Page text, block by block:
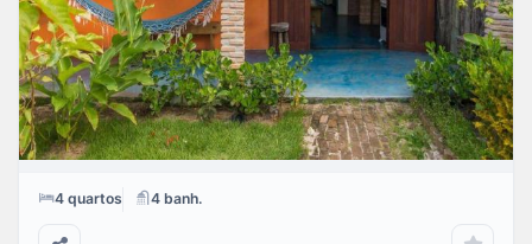
Morumbi
4 quartos 4 banh.